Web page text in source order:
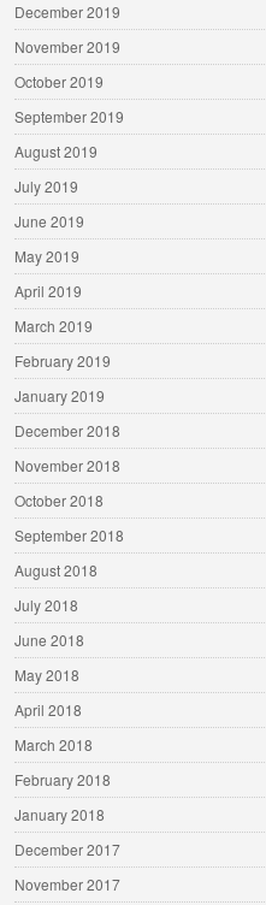
December 2019
November 2019
October 2019
September 2019
August 2019
July 2019
June 2019
May 2019
April 2019
March 2019
February 2019
January 2019
December 2018
November 2018
October 2018
September 2018
August 2018
July 2018
June 2018
May 2018
April 2018
March 2018
February 2018
January 2018
December 2017
November 2017